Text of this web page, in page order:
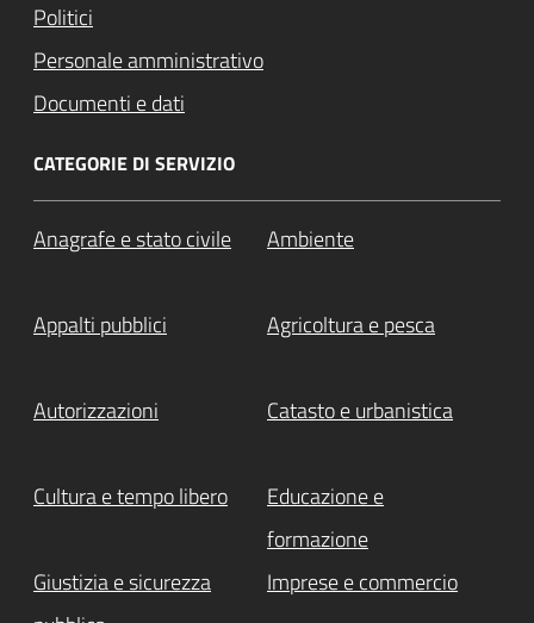
Politici
Personale amministrativo
Documenti e dati
CATEGORIE DI SERVIZIO
Anagrafe e stato civile Ambiente
Appalti pubblici Agricoltura e pesca
Autorizzazioni Catasto e urbanistica
Cultura e tempo libero
Educazione e
formazione
Giustizia e sicurezza
Imprese e commercio